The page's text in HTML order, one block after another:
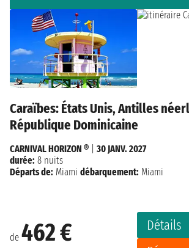
Caraïbes: États Unis, Antilles
République Dominicaine
de 462 €
Détails
CARNIVAL HORIZON ®
30 JANV. 2027
durée: 8 nuits
Départs de: Miami débarquement: Miami